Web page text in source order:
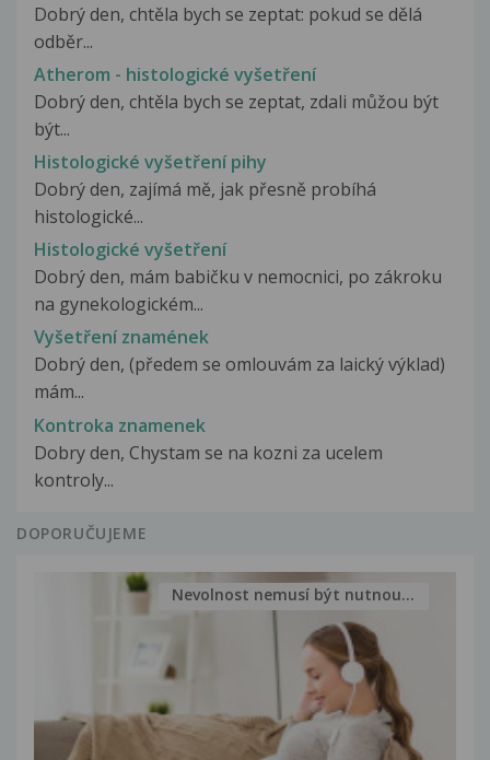
Dobrý den, chtěla bych se zeptat: pokud se dělá
odběr...
Atherom - histologické vyšetření
Dobrý den, chtěla bych se zeptat, zdali můžou být
být...
Histologické vyšetření pihy
Dobrý den, zajímá mě, jak přesně probíhá
histologické...
Histologické vyšetření
Dobrý den, mám babičku v nemocnici, po zákroku
na gynekologickém...
Vyšetření znamének
Dobrý den, (předem se omlouvám za laický výklad)
mám...
Kontroka znamenek
Dobry den, Chystam se na kozni za ucelem
kontroly...
DOPORUČUJEME
Nevolnost nemusí být nutnou...